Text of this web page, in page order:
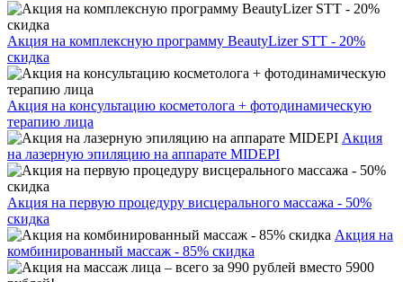
Акция на комплексную программу BeautyLizer STT - 20%
скидка
Акция на консультацию косметолога + фотодинамическую
терапию лица
Акция
на лазерную эпиляцию на аппарате MIDEPI
Акция на первую процедуру висцерального массажа - 50%
скидка
Акция на
комбинированный массаж - 85% скидка